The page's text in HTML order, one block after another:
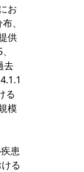
お
、
供
去
る
模
患
る